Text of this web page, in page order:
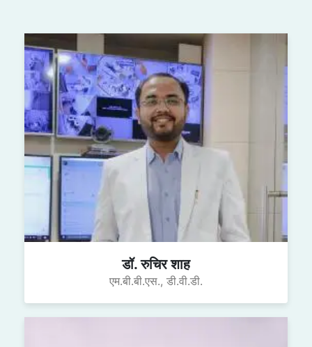
डॉ. रुचिर शाह
एम.बी.बी.एस., डी.वी.डी.